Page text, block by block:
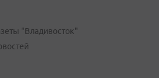
"Владивосток"